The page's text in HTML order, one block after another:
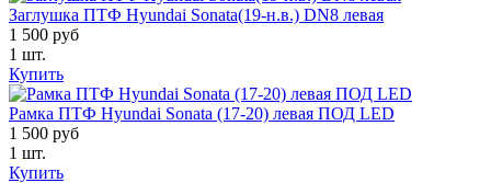
Заглушка ПТФ Hyundai Sonata(19-н.в.) DN8 левая
1 500 руб
1 шт.
Купить
Рамка ПТФ Hyundai Sonata (17-20) левая ПОД LED
1 500 руб
1 шт.
Купить